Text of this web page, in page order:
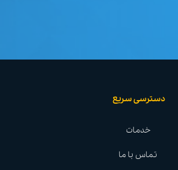
دسترسی سریع
خدمات
تماس با ما